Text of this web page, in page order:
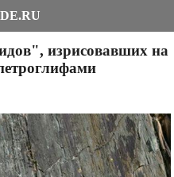
изрисовавших на